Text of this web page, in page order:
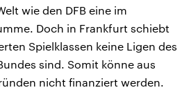
wie den DFB eine im
Doch in Frankfurt schiebt
Spielklassen keine Ligen des
sind. Somit könne aus
nicht finanziert werden.